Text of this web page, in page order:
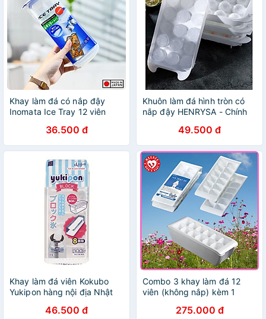
Khay làm đá có nắp đậy
Inomata Ice Tray 12 viên
36.500 đ
Khuôn làm đá hình tròn có
nắp đậy HENRYSA - Chính
49.500 đ
Khay làm đá viên Kokubo
Yukipon hàng nội địa Nhật
46.500 đ
Combo 3 khay làm đá 12
viên (không nắp) kèm 1
10x15cm275.000 đ